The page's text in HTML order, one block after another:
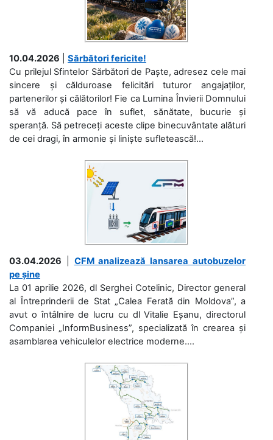
10.04.2026
Sărbători fericite!
Cu prilejul Sfintelor Sărbători de Paște, adresez cele mai
sincere și călduroase felicitări tuturor angajaților,
partenerilor și călătorilor! Fie ca Lumina Învierii Domnului
să vă aducă pace în suflet, sănătate, bucurie și
speranță. Să petreceți aceste clipe binecuvântate alături
de cei dragi, în armonie și liniște sufletească!...
03.04.2026
CFM analizează lansarea autobuzelor
pe șine
La 01 aprilie 2026, dl Serghei Cotelinic, Director general
al Întreprinderii de Stat „Calea Ferată din Moldova”, a
avut o întâlnire de lucru cu dl Vitalie Eșanu, directorul
Companiei „InformBusiness”, specializată în crearea și
asamblarea vehiculelor electrice moderne....